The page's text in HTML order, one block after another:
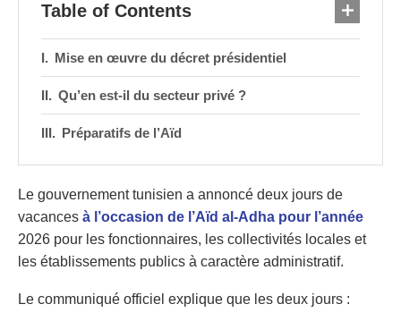
Table of Contents
Mise en œuvre du décret présidentiel
Qu’en est-il du secteur privé ?
Préparatifs de l’Aïd
Le gouvernement tunisien a annoncé deux jours de
vacances à l’occasion de l’Aïd al-Adha pour l’année
2026 pour les fonctionnaires, les collectivités locales et
les établissements publics à caractère administratif.
Le communiqué officiel explique que les deux jours :